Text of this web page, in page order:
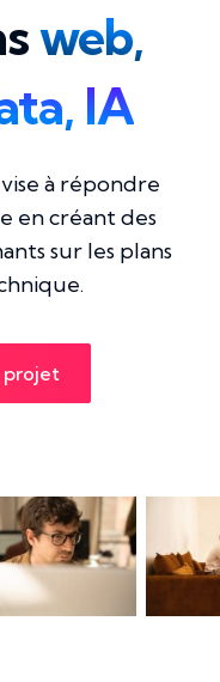
web,
IA
à répondre
en créant des
sur les plans
projet